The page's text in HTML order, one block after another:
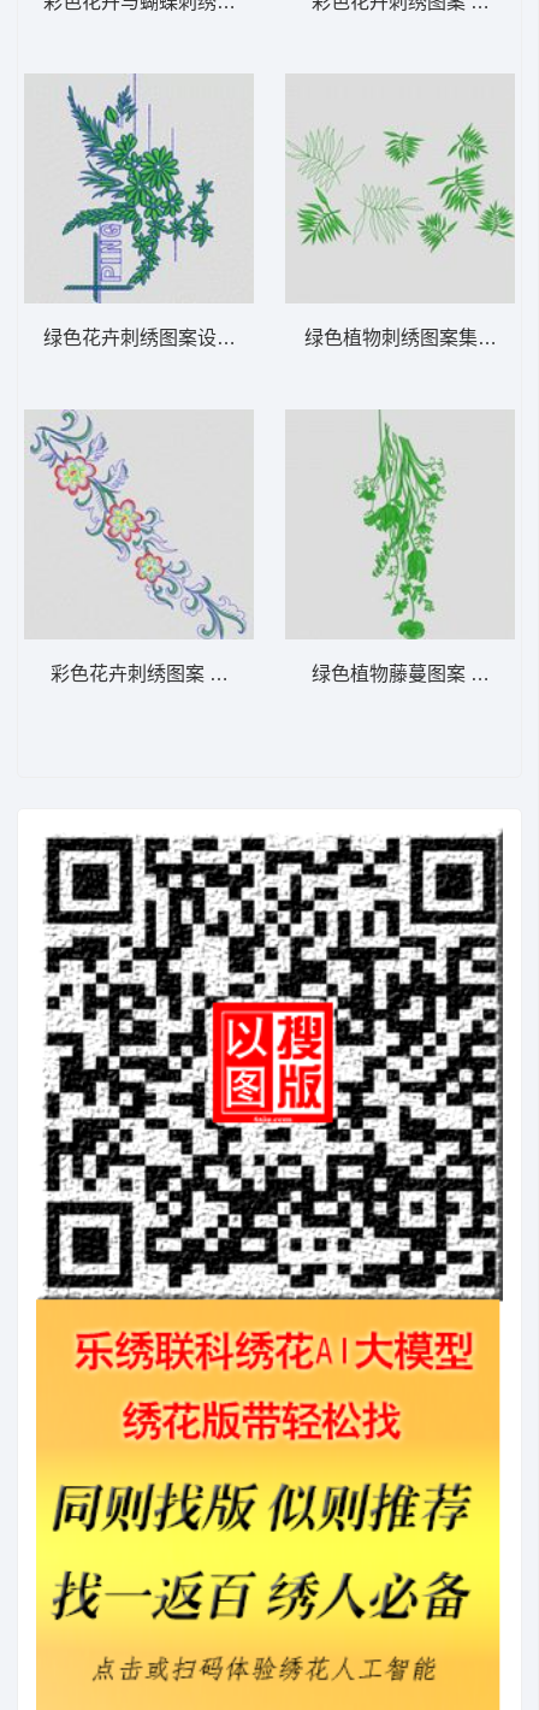
绿色花卉刺绣图案设计 大花样
彩色花卉刺绣图案 大花样
绿色植物刺绣图案集合 大
绿色植物藤蔓图案 大花样